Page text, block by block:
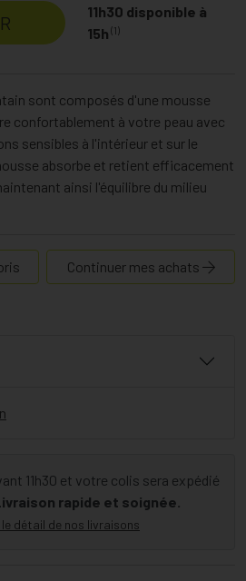
11h30 disponible à
15h (1)
sont composés d'une mousse
confortablement à votre peau avec
sensibles à l'intérieur et sur le
absorbe et retient efficacement
ainsi l'équilibre du milieu
Continuer mes achats
11h30 et votre colis sera expédié
rapide et soignée.
détail de nos livraisons